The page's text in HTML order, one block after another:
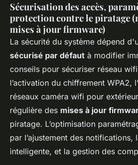
Sécurisation des accès,
protection contre le piratage
mises à jour firmware)
La sécurité du système dépend
sécurisé par défaut à modifier
conseils pour sécuriser réseau
l’activation du chiffrement WPA2,
réseaux caméra wifi pour
régulière des mises à jour
piratage. L’optimisation
par l’ajustement des notifications,
intelligente, et la gestion des